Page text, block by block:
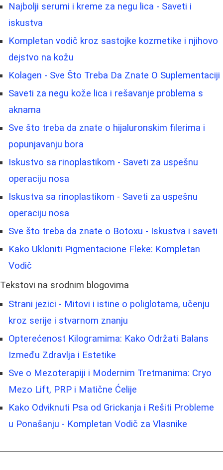
Najbolji serumi i kreme za negu lica - Saveti i
iskustva
Kompletan vodič kroz sastojke kozmetike i njihovo
dejstvo na kožu
Kolagen - Sve Što Treba Da Znate O Suplementaciji
Saveti za negu kože lica i rešavanje problema s
aknama
Sve što treba da znate o hijaluronskim filerima i
popunjavanju bora
Iskustvo sa rinoplastikom - Saveti za uspešnu
operaciju nosa
Iskustva sa rinoplastikom - Saveti za uspešnu
operaciju nosa
Sve što treba da znate o Botoxu - Iskustva i saveti
Kako Ukloniti Pigmentacione Fleke: Kompletan
Vodič
Tekstovi na srodnim blogovima
Strani jezici - Mitovi i istine o poliglotama, učenju
kroz serije i stvarnom znanju
Opterećenost Kilogramima: Kako Održati Balans
Između Zdravlja i Estetike
Sve o Mezoterapiji i Modernim Tretmanima: Cryo
Mezo Lift, PRP i Matične Ćelije
Kako Odviknuti Psa od Grickanja i Rešiti Probleme
u Ponašanju - Kompletan Vodič za Vlasnike